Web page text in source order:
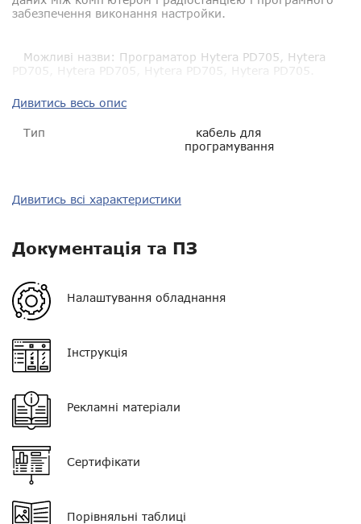
забезпечення виконання настройки.
Можливі назви: Програматор Hytera PD705, Hytera
PD705, Hytera PD705, Hytera PD705, Hytera PD705.
Дивитись весь опис
Тип
кабель для
програмування
Роз'єм ?
Дивитись всі характеристики
Документація та ПЗ
Налаштування обладнання
Інструкція
Рекламні матеріали
Сертифікати
Порівняльні таблиці